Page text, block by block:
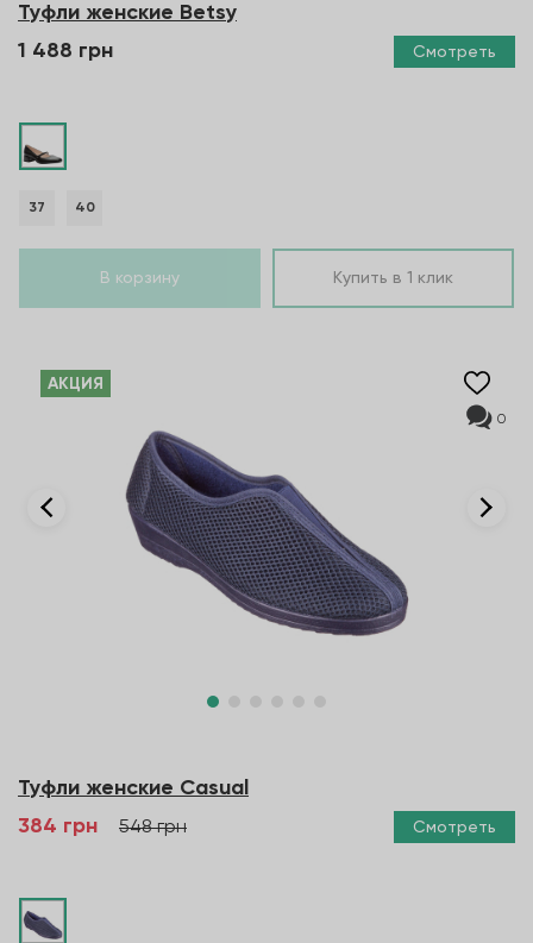
Туфли женские Betsy
1 488 грн
Смотреть
37 40
В корзину Купить в 1 клик
AКЦИЯ
0
Туфли женские Casual
384 грн
548 грн Смотреть